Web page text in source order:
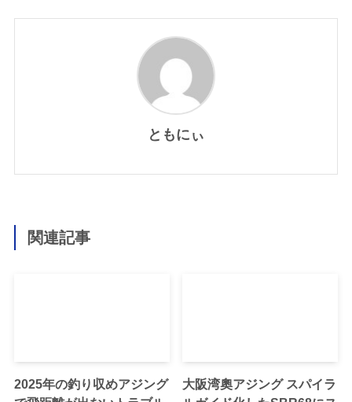
ともにぃ
関連記事
2025年の釣り収めアジング
大阪湾奧アジング スパイラ